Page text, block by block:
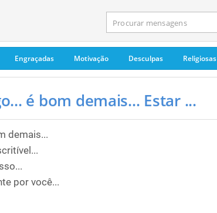
Engraçadas Motivação Desculpas Religiosas
é bom demais... Estar ...
demais...
por você...